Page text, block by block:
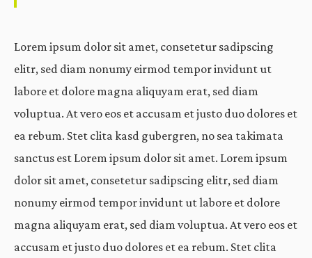
Lorem ipsum dolor sit amet, consetetur sadipscing
elitr, sed diam nonumy eirmod tempor invidunt ut
labore et dolore magna aliquyam erat, sed diam
voluptua. At vero eos et accusam et justo duo dolores et
ea rebum. Stet clita kasd gubergren, no sea takimata
sanctus est Lorem ipsum dolor sit amet. Lorem ipsum
dolor sit amet, consetetur sadipscing elitr, sed diam
nonumy eirmod tempor invidunt ut labore et dolore
magna aliquyam erat, sed diam voluptua. At vero eos et
accusam et justo duo dolores et ea rebum. Stet clita